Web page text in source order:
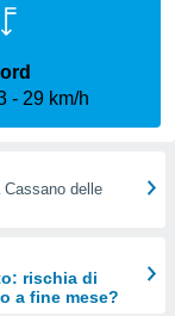
29 km/h
delle
rischia di
a fine mese?